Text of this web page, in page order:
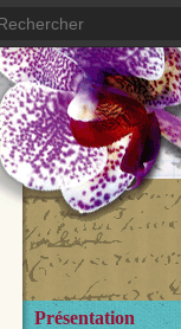
Présentation